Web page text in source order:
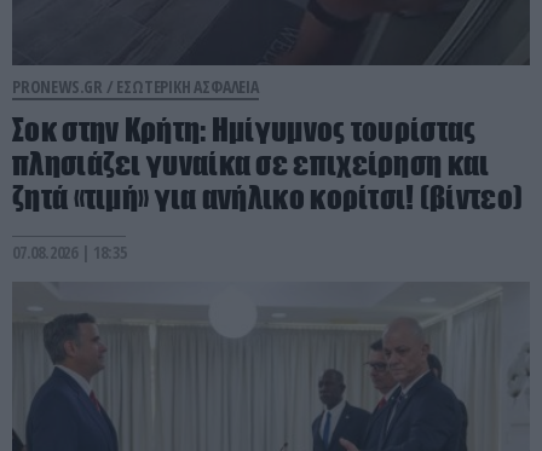
PRONEWS.GR / ΕΣΩΤΕΡΙΚΗ ΑΣΦΑΛΕΙΑ
Σοκ στην Κρήτη: Ημίγυμνος τουρίστας
πλησιάζει γυναίκα σε επιχείρηση και
ζητά «τιμή» για ανήλικο κορίτσι! (βίντεο)
07.08.2026 | 18:35